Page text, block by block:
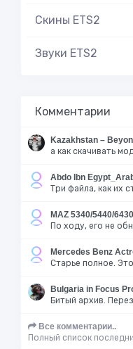
Скины ETS2
Звуки ETS2
Комментарии
Kazakhstan –
а как скачивать
Abdo Ibn
Три файла, как их
MAZ 5340/5440/
По ходу, его не
Mercedes Benz
Старье полное.
Bulgaria in Focus
Битый архив.
Все комментарии..
Полный список